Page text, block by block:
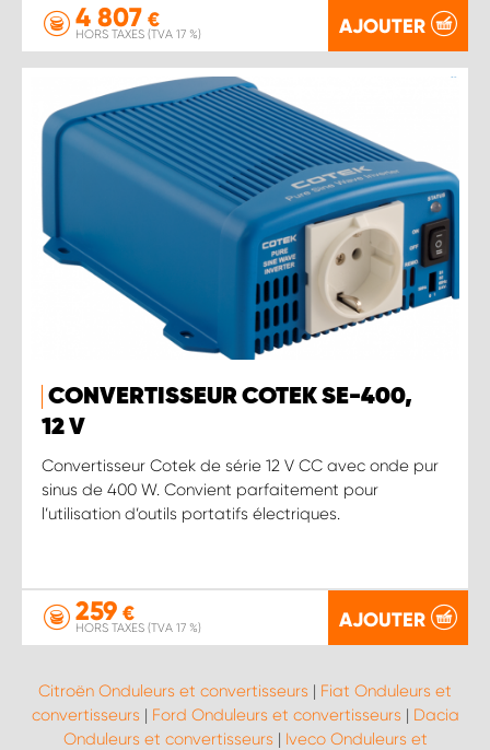
4 807 €
HORS TAXES (TVA 17 %) AJOUTER
CONVERTISSEUR COTEK SE-400,
12 V
Convertisseur Cotek de série 12 V CC avec onde pur
sinus de 400 W. Convient parfaitement pour
l’utilisation d’outils portatifs électriques.
259 €
HORS TAXES (TVA 17 %) AJOUTER
Citroën Onduleurs et convertisseurs | Fiat Onduleurs et
convertisseurs | Ford Onduleurs et convertisseurs | Dacia
Onduleurs et convertisseurs | Iveco Onduleurs et